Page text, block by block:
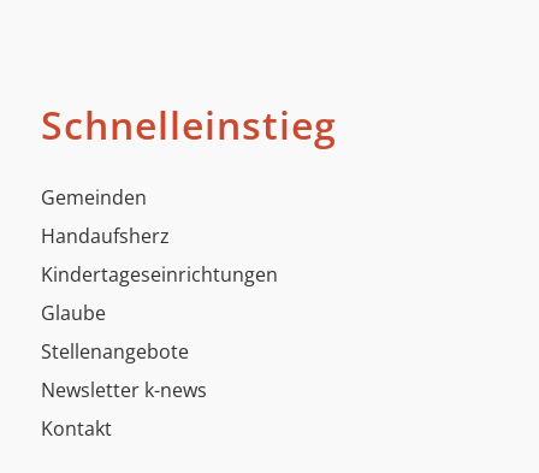
Schnelleinstieg
Gemeinden
Handaufsherz
Kindertageseinrichtungen
Glaube
Stellenangebote
Newsletter k-news
Kontakt